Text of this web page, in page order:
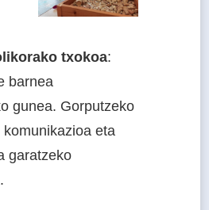
txokoa:
barnea
gunea. Gorputzeko
eta
garatzeko